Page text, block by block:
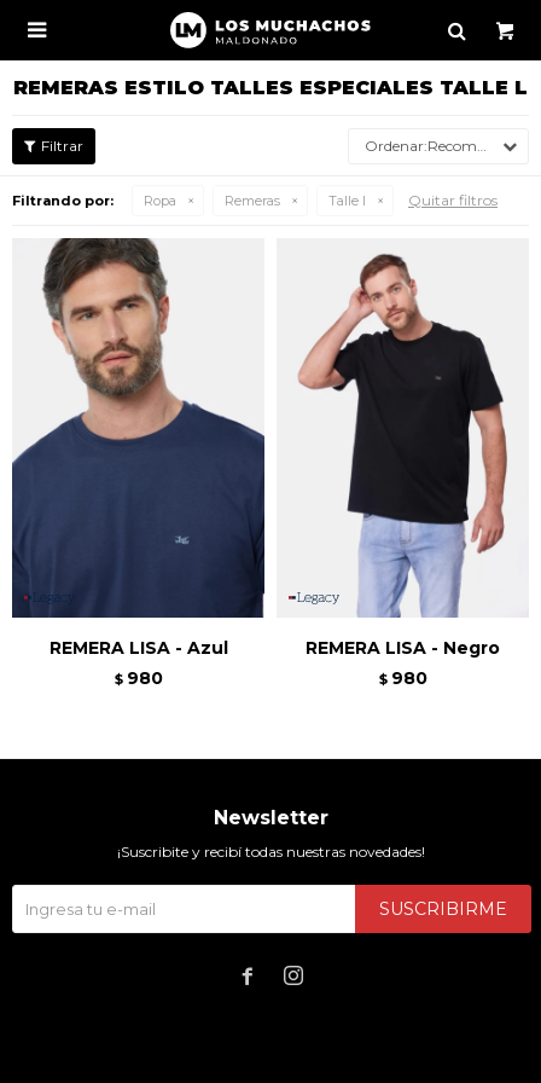

REMERAS ESTILO TALLES ESPECIALES TALLE L
Recomendados
Filtrando por: Ropa Remeras Talle l Quitar filtros
REMERA LISA - Azul
$ 980
REMERA LISA - Negro
$ 980
Newsletter
¡Suscribite y recibí todas nuestras novedades!
SUSCRIBIRME
 